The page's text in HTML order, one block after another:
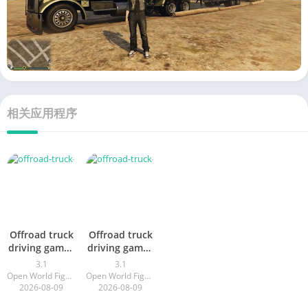
相关应用程序
Offroad truck
driving games
3D
3.1
Open World Fighting Games
2026-08-09
Offroad truck
driving games
3D
3.1
Open World Fighting Games
2026-08-09